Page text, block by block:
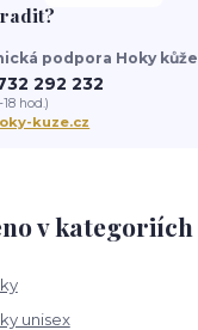
v kategoriích
unisex
podpora Hoky kůže
292 232
hod.)
kuze.cz